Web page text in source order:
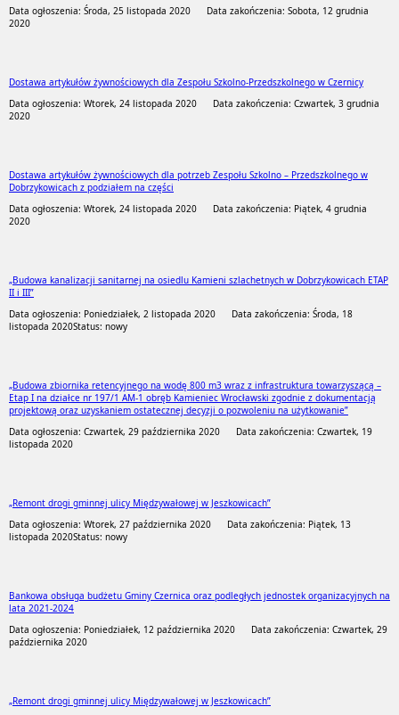
Data ogłoszenia: Środa, 25 listopada 2020 Data zakończenia: Sobota, 12 grudnia
2020
Dostawa artykułów żywnościowych dla Zespołu Szkolno-Przedszkolnego w Czernicy
Data ogłoszenia: Wtorek, 24 listopada 2020 Data zakończenia: Czwartek, 3 grudnia
2020
Dostawa artykułów żywnościowych dla potrzeb Zespołu Szkolno – Przedszkolnego w
Dobrzykowicach z podziałem na części
Data ogłoszenia: Wtorek, 24 listopada 2020 Data zakończenia: Piątek, 4 grudnia
2020
„Budowa kanalizacji sanitarnej na osiedlu Kamieni szlachetnych w Dobrzykowicach ETAP
II i III”
Data ogłoszenia: Poniedziałek, 2 listopada 2020 Data zakończenia: Środa, 18
listopada 2020Status: nowy
„Budowa zbiornika retencyjnego na wodę 800 m3 wraz z infrastruktura towarzyszącą –
Etap I na działce nr 197/1 AM-1 obręb Kamieniec Wrocławski zgodnie z dokumentacją
projektową oraz uzyskaniem ostatecznej decyzji o pozwoleniu na użytkowanie”
Data ogłoszenia: Czwartek, 29 października 2020 Data zakończenia: Czwartek, 19
listopada 2020
„Remont drogi gminnej ulicy Międzywałowej w Jeszkowicach”
Data ogłoszenia: Wtorek, 27 października 2020 Data zakończenia: Piątek, 13
listopada 2020Status: nowy
Bankowa obsługa budżetu Gminy Czernica oraz podległych jednostek organizacyjnych na
lata 2021-2024
Data ogłoszenia: Poniedziałek, 12 października 2020 Data zakończenia: Czwartek, 29
października 2020
„Remont drogi gminnej ulicy Międzywałowej w Jeszkowicach”